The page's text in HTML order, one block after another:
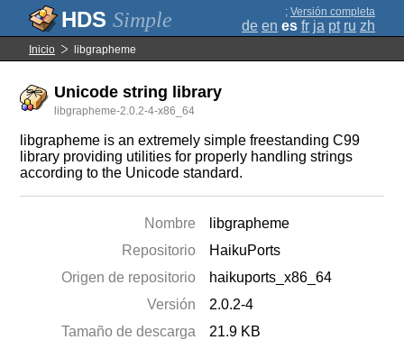
Simple ; Versión completa
de en es fr ja pt ru zh
Inicio libgrapheme
Unicode string library
libgrapheme-2.0.2-4-x86_64
libgrapheme is an extremely simple freestanding C99
library providing utilities for properly handling strings
according to the Unicode standard.
Nombre
libgrapheme
Repositorio
HaikuPorts
Origen de repositorio
haikuports_x86_64
Versión
2.0.2-4
Tamaño de descarga
21.9 KB